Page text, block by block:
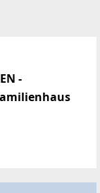
-